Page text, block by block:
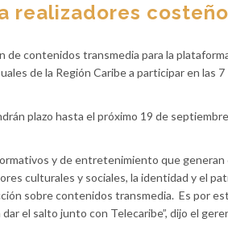
realizadores
de contenidos transmedia para la
de la Región Caribe a participar en las 7
plazo hasta el próximo 19 de
y de entretenimiento que generan
culturales y sociales, la identidad y el
sobre contenidos transmedia. Es por
el salto junto con Telecaribe”, dijo el